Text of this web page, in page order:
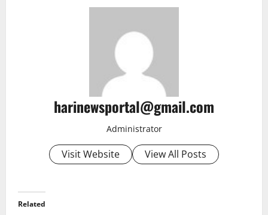
harinewsportal@gmail.com
Administrator
Visit Website View All Posts
Related